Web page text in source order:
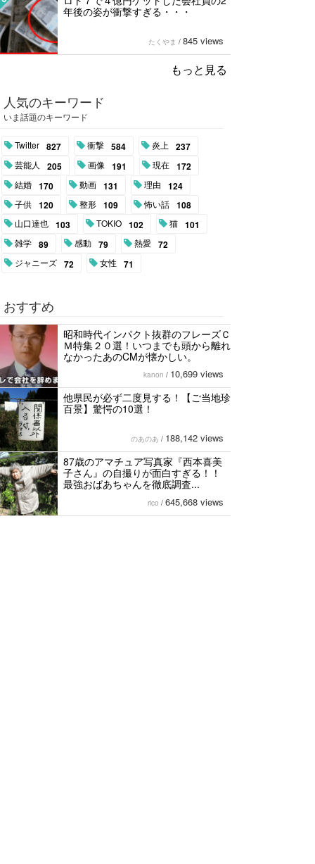
年後の姿が衝撃すぎる・・・
たくやま / 845 views
もっと見る
人気のキーワード
いま話題のキーワード
Twitter 827 衝撃 584 炎上 237
芸能人 205 画像 191 現在 172
結婚 170 動画 131 理由 124
子供 120 整形 109 怖い話 108
山口達也 103 TOKIO 102 猫 101
雑学 89 感動 79 熱愛 72
ジャニーズ 72 女性 71
おすすめ
昭和時代インパクト抜群のフレーズＣ
Ｍ特集２０選！いつまでも頭から離れ
なかったあのCMが懐かしい。
kanon / 10,699 views
他県民が必ず二度見する！【ご当地珍
百景】驚愕の10選！
のあのあ / 188,142 views
87歳のアマチュア写真家『西本喜美
子さん』の自撮りが面白すぎる！！
最強おばあちゃんを徹底調査...
rico / 645,668 views